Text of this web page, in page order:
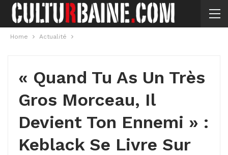
Home Actualité
« Quand Tu As Un Très
Gros Morceau, Il
Devient Ton Ennemi » :
Keblack Se Livre Sur